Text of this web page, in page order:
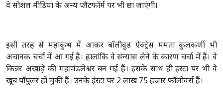
वे सोशल मीडिया के अन्य प्लैटफॉर्म पर भी छा जाएंगी।
इसी तरह से महाकुंभ में आकर बॉलीवुड ऐक्ट्रेस ममता कुलकर्णी भी
अचानक चर्चा में आ गई हैं। हालांकि वे संन्यास लेने के कारण चर्चा में हैं। वे
किन्नर अखाड़े की महामंडलेश्वर बन गई हैं। इसके साथ ही इंस्टा पर भी वे
खूब पॉपुलर हो चुकी हैं। उनके इंस्टा पर 2 लाख 75 हजार फॉलोवर्स हैं।